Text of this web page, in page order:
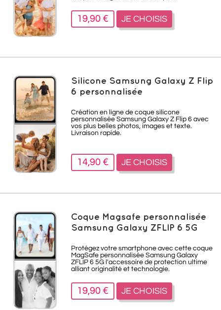
19,90 € JE CHOISIS
Silicone Samsung Galaxy Z Flip
6 personnalisée
Création en ligne de coque silicone
personnalisée Samsung Galaxy Z Flip 6 avec
vos plus belles photos, images et texte.
Livraison rapide.
14,90 € JE CHOISIS
Coque Magsafe personnalisée
Samsung Galaxy ZFLIP 6 5G
Protégez votre smartphone avec cette coque
MagSafe personnalisée Samsung Galaxy
ZFLIP 6 5G l'accessoire de protection ultime
alliant originalité et technologie.
19,90 € JE CHOISIS